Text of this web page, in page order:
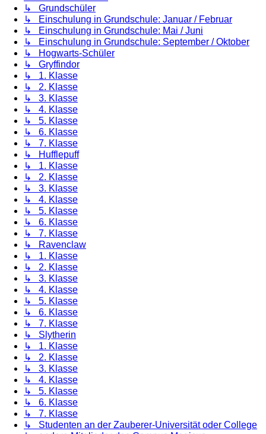
↳ Grundschüler
↳ Einschulung in Grundschule: Januar / Februar
↳ Einschulung in Grundschule: Mai / Juni
↳ Einschulung in Grundschule: September / Oktober
↳ Hogwarts-Schüler
↳ Gryffindor
↳ 1. Klasse
↳ 2. Klasse
↳ 3. Klasse
↳ 4. Klasse
↳ 5. Klasse
↳ 6. Klasse
↳ 7. Klasse
↳ Hufflepuff
↳ 1. Klasse
↳ 2. Klasse
↳ 3. Klasse
↳ 4. Klasse
↳ 5. Klasse
↳ 6. Klasse
↳ 7. Klasse
↳ Ravenclaw
↳ 1. Klasse
↳ 2. Klasse
↳ 3. Klasse
↳ 4. Klasse
↳ 5. Klasse
↳ 6. Klasse
↳ 7. Klasse
↳ Slytherin
↳ 1. Klasse
↳ 2. Klasse
↳ 3. Klasse
↳ 4. Klasse
↳ 5. Klasse
↳ 6. Klasse
↳ 7. Klasse
↳ Studenten an der Zauberer-Universität oder College